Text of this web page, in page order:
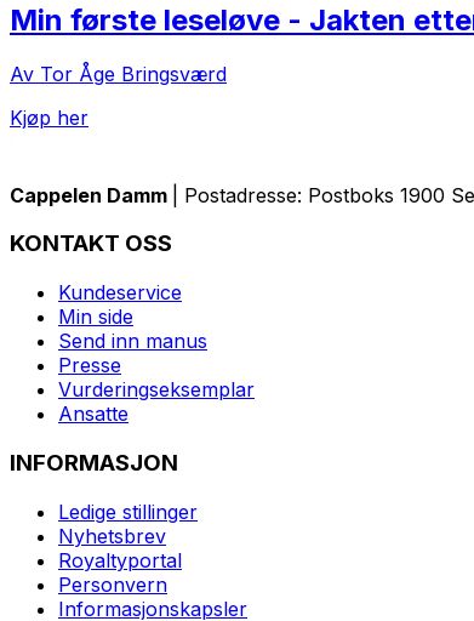
Min første leseløve - Jakten
Av Tor Åge Bringsværd
Kjøp her
Cappelen Damm | Postadresse: Postboks 1900
KONTAKT OSS
Kundeservice
Min side
Send inn manus
Presse
Vurderingseksemplar
Ansatte
INFORMASJON
Ledige stillinger
Nyhetsbrev
Royaltyportal
Personvern
Informasjonskapsler